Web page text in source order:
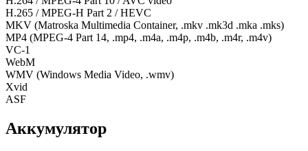
H.265 / MPEG-H Part 2 / HEVC
MKV (Matroska Multimedia Container, .mkv .mk3d .mka .mks)
MP4 (MPEG-4 Part 14, .mp4, .m4a, .m4p, .m4b, .m4r, .m4v)
VC-1
WebM
WMV (Windows Media Video, .wmv)
Xvid
ASF
Аккумулятор